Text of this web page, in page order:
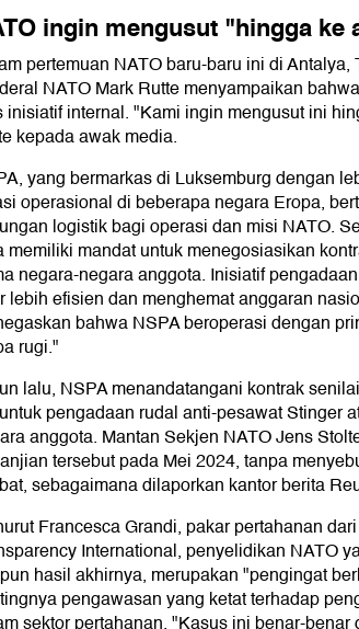
ingin mengusut "hingga ke
pertemuan NATO baru-baru ini di Antalya,
NATO Mark Rutte menyampaikan
inisiatif internal. "Kami ingin mengusut ini
kepada awak media.
yang bermarkas di Luksemburg dengan
operasional di beberapa negara Eropa,
logistik bagi operasi dan misi NATO.
memiliki mandat untuk menegosiasikan
negara-negara anggota. Inisiatif
lebih efisien dan menghemat anggaran
bahwa NSPA beroperasi dengan
rugi."
lalu, NSPA menandatangani kontrak
pengadaan rudal anti-pesawat Stinger
anggota. Mantan Sekjen NATO Jens
tersebut pada Mei 2024, tanpa
sebagaimana dilaporkan kantor berita
Francesca Grandi, pakar pertahanan
International, penyelidikan NATO
hasil akhirnya, merupakan "pengingat
pengawasan yang ketat terhadap